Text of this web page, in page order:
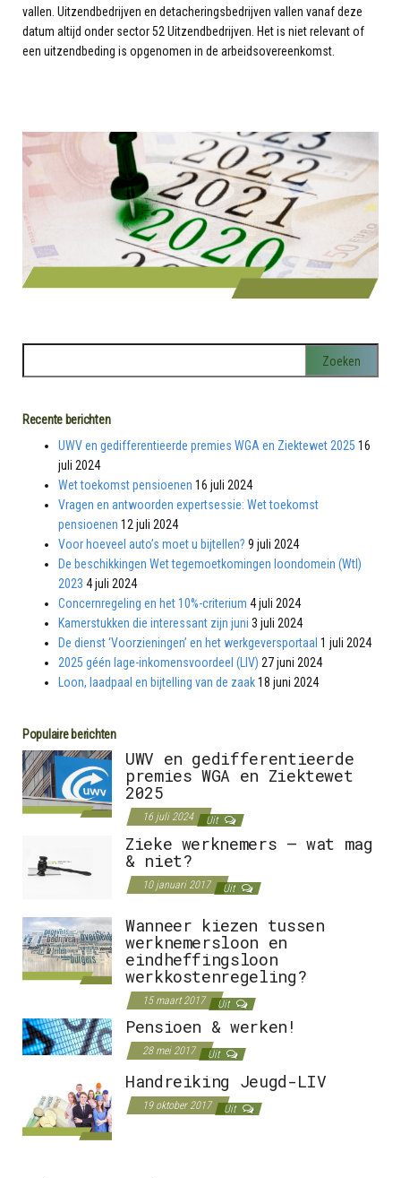
vallen. Uitzendbedrijven en detacheringsbedrijven vallen vanaf deze
datum altijd onder sector 52 Uitzendbedrijven. Het is niet relevant of
een uitzendbeding is opgenomen in de arbeidsovereenkomst.
Recente berichten
UWV en gedifferentieerde premies WGA en Ziektewet 2025 16
juli 2024
Wet toekomst pensioenen 16 juli 2024
Vragen en antwoorden expertsessie: Wet toekomst
pensioenen 12 juli 2024
Voor hoeveel auto’s moet u bijtellen? 9 juli 2024
De beschikkingen Wet tegemoetkomingen loondomein (Wtl)
2023 4 juli 2024
Concernregeling en het 10%-criterium 4 juli 2024
Kamerstukken die interessant zijn juni 3 juli 2024
De dienst ‘Voorzieningen’ en het werkgeversportaal 1 juli 2024
2025 géén lage-inkomensvoordeel (LIV) 27 juni 2024
Loon, laadpaal en bijtelling van de zaak18 juni 2024
Populaire berichten
UWV en gedifferentieerde
premies WGA en Ziektewet
2025
16 juli 2024 Uit
Zieke werknemers – wat mag
& niet?
10 januari 2017 Uit
Wanneer kiezen tussen
werknemersloon en
eindheffingsloon
werkkostenregeling?
15 maart 2017 Uit
Pensioen & werken!
28 mei 2017 Uit
Handreiking Jeugd-LIV
19 oktober 2017 Uit